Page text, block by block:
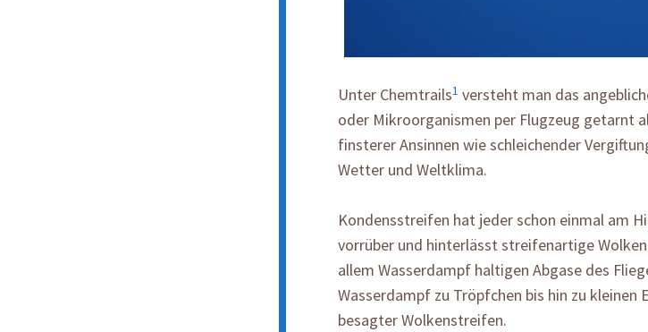
Unter Chemtrails1 versteht man das
oder Mikroorganismen per Flugzeug getarnt
finsterer Ansinnen wie schleichender
Wetter und Weltklima.
Kondensstreifen hat jeder schon einmal am
vorrüber und hinterlässt streifenartige
allem Wasserdampf haltigen Abgase des
Wasserdampf zu Tröpfchen bis hin zu
besagter Wolkenstreifen.